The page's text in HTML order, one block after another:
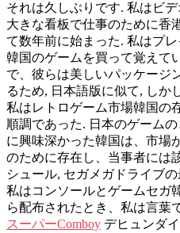
それは久しぶりです. 私はビ
大きな看板で仕事のために香
て数年前に始まった. 私はプ
韓国のゲームを買って覚えて
で、彼らは美しいパッケージ
るため, 日本語版に似て, しか
私はレトロゲーム市場韓国の
順調であった. 日本のゲーム
に興味深かった韓国は、市場
のために存在し、当事者には
シュール, セガメガドライブ
私はコンソールとゲームセガ
ら配布されたとき、私は言葉
スーパーComboy デヒュンダイ